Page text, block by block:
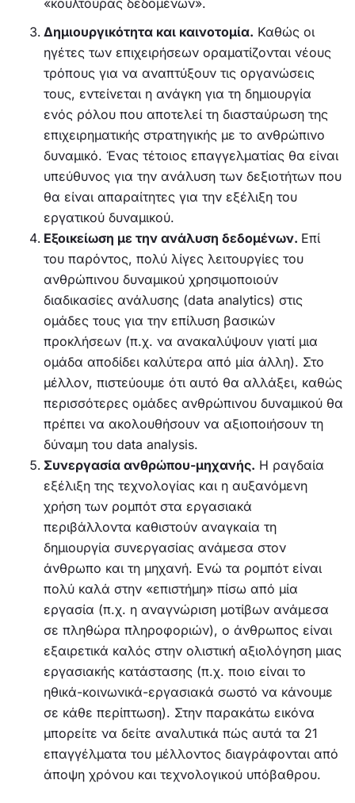
Δημιουργικότητα και καινοτομία. Καθώς οι
ηγέτες των επιχειρήσεων οραματίζονται νέους
τρόπους για να αναπτύξουν τις οργανώσεις
τους, εντείνεται η ανάγκη για τη δημιουργία
ενός ρόλου που αποτελεί τη διασταύρωση της
επιχειρηματικής στρατηγικής με το ανθρώπινο
δυναμικό. Ένας τέτοιος επαγγελματίας θα είναι
υπεύθυνος για την ανάλυση των δεξιοτήτων που
θα είναι απαραίτητες για την εξέλιξη του
εργατικού δυναμικού.
Εξοικείωση με την ανάλυση δεδομένων. Επί
του παρόντος, πολύ λίγες λειτουργίες του
ανθρώπινου δυναμικού χρησιμοποιούν
διαδικασίες ανάλυσης (data analytics) στις
ομάδες τους για την επίλυση βασικών
προκλήσεων (π.χ. να ανακαλύψουν γιατί μια
ομάδα αποδίδει καλύτερα από μία άλλη). Στο
μέλλον, πιστεύουμε ότι αυτό θα αλλάξει, καθώς
περισσότερες ομάδες ανθρώπινου δυναμικού θα
πρέπει να ακολουθήσουν να αξιοποιήσουν τη
δύναμη του data analysis.
Συνεργασία ανθρώπου-μηχανής. Η ραγδαία
εξέλιξη της τεχνολογίας και η αυξανόμενη
χρήση των ρομπότ στα εργασιακά
περιβάλλοντα καθιστούν αναγκαία τη
δημιουργία συνεργασίας ανάμεσα στον
άνθρωπο και τη μηχανή. Ενώ τα ρομπότ είναι
πολύ καλά στην «επιστήμη» πίσω από μία
εργασία (π.χ. η αναγνώριση μοτίβων ανάμεσα
σε πληθώρα πληροφοριών), ο άνθρωπος είναι
εξαιρετικά καλός στην ολιστική αξιολόγηση μιας
εργασιακής κατάστασης (π.χ. ποιο είναι το
ηθικά-κοινωνικά-εργασιακά σωστό να κάνουμε
σε κάθε περίπτωση). Στην παρακάτω εικόνα
μπορείτε να δείτε αναλυτικά πώς αυτά τα 21
επαγγέλματα του μέλλοντος διαγράφονται από
άποψη χρόνου και τεχνολογικού υπόβαθρου.